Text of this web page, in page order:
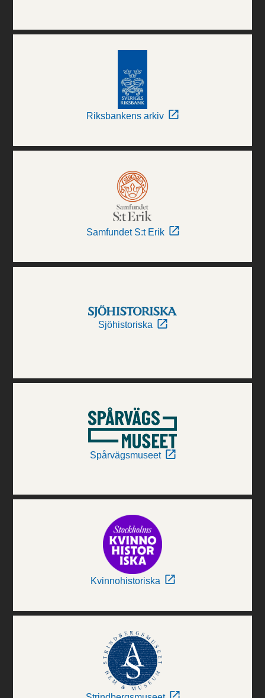
Riksbankens arkiv
Samfundet S:t Erik
Sjöhistoriska
Spårvägsmuseet
Kvinnohistoriska